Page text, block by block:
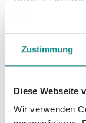
Zustimmung
Diese Webseite
Wir verwenden
auch Brooke.
schwer sie
ihnen so
loskommen.